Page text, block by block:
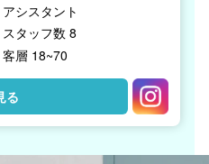
アシスタント
スタッフ数 8
客層 18~70
る